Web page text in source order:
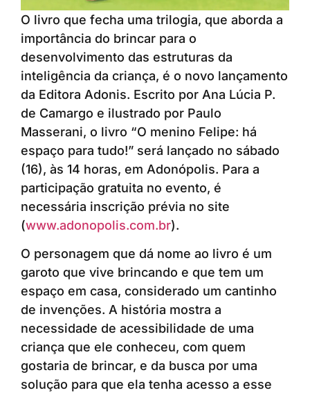
O livro que fecha uma trilogia, que aborda a
importância do brincar para o
desenvolvimento das estruturas da
inteligência da criança, é o novo lançamento
da Editora Adonis. Escrito por Ana Lúcia P.
de Camargo e ilustrado por Paulo
Masserani, o livro “O menino Felipe: há
espaço para tudo!” será lançado no sábado
(16), às 14 horas, em Adonópolis. Para a
participação gratuita no evento, é
necessária inscrição prévia no site
(www.adonopolis.com.br).
O personagem que dá nome ao livro é um
garoto que vive brincando e que tem um
espaço em casa, considerado um cantinho
de invenções. A história mostra a
necessidade de acessibilidade de uma
criança que ele conheceu, com quem
gostaria de brincar, e da busca por uma
solução para que ela tenha acesso a esse